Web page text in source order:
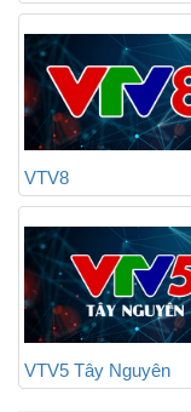
VTV8
VTV5 Tây Nguyên